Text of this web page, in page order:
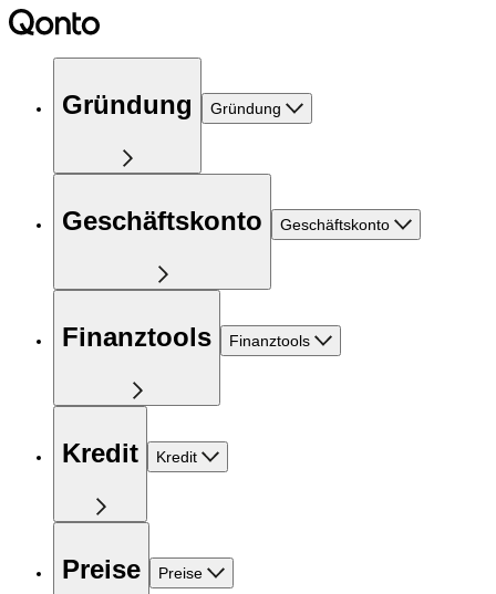
Gründung Gründung
Geschäftskonto Geschäftskonto
Finanztools Finanztools
Kredit Kredit
Preise Preise